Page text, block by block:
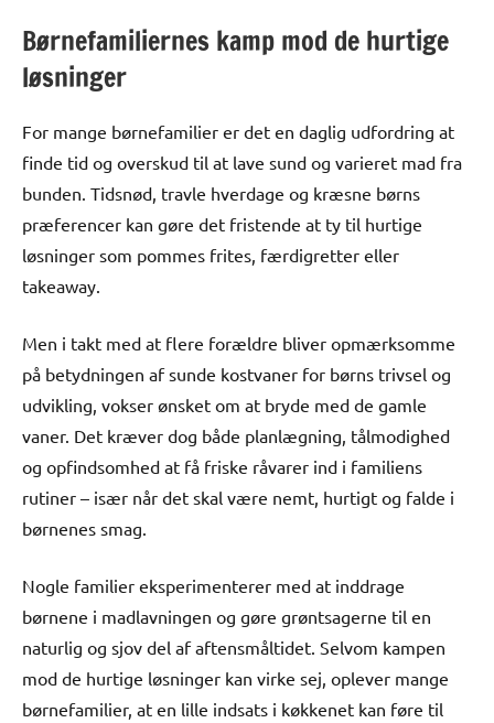
Børnefamiliernes kamp mod de hurtige
løsninger
For mange børnefamilier er det en daglig udfordring at
finde tid og overskud til at lave sund og varieret mad fra
bunden. Tidsnød, travle hverdage og kræsne børns
præferencer kan gøre det fristende at ty til hurtige
løsninger som pommes frites, færdigretter eller
takeaway.
Men i takt med at flere forældre bliver opmærksomme
på betydningen af sunde kostvaner for børns trivsel og
udvikling, vokser ønsket om at bryde med de gamle
vaner. Det kræver dog både planlægning, tålmodighed
og opfindsomhed at få friske råvarer ind i familiens
rutiner – især når det skal være nemt, hurtigt og falde i
børnenes smag.
Nogle familier eksperimenterer med at inddrage
børnene i madlavningen og gøre grøntsagerne til en
naturlig og sjov del af aftensmåltidet. Selvom kampen
mod de hurtige løsninger kan virke sej, oplever mange
børnefamilier, at en lille indsats i køkkenet kan føre til